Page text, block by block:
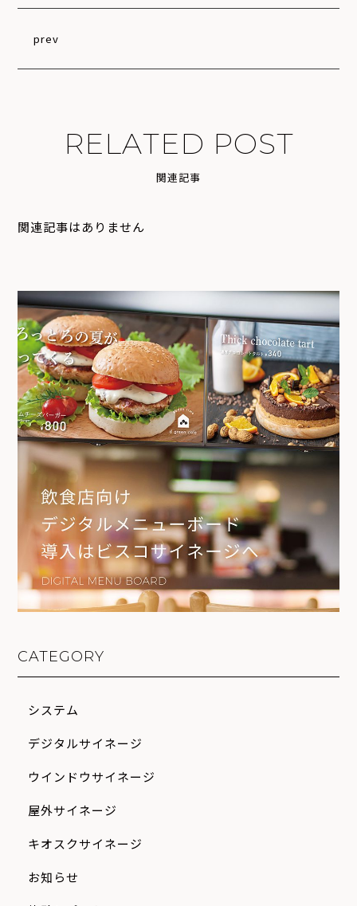
prev
RELATED POST
関 連記事
関連記事はありません
CATEGORY
システム
デジタルサイネージ
ウインドウサイネージ
屋外サイネージ
キオスクサイネージ
お知らせ